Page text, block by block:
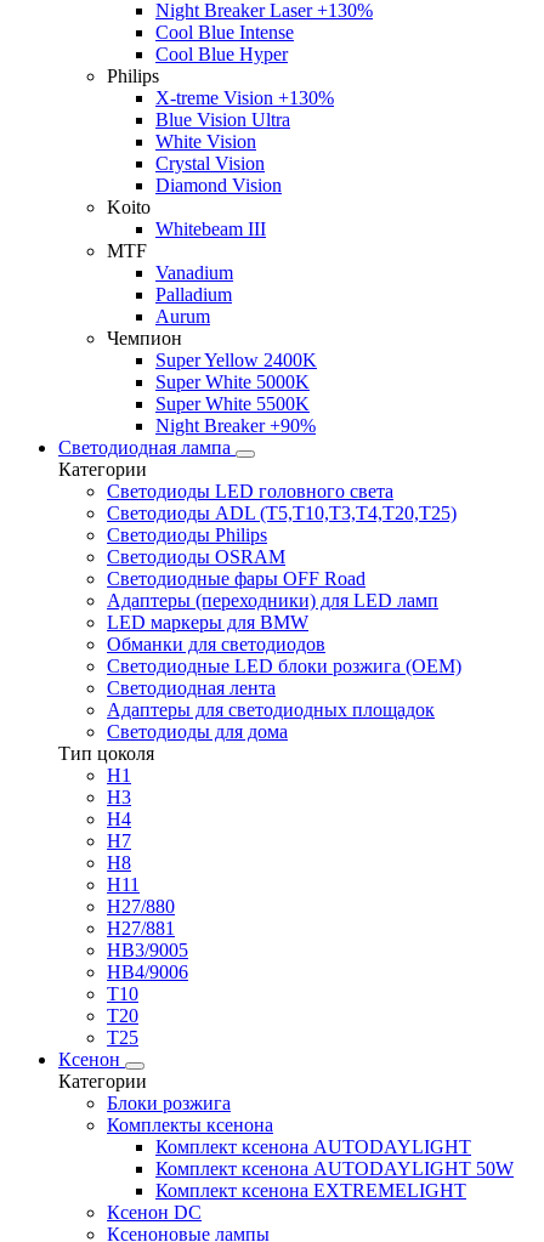
Night Breaker Laser +130%
Cool Blue Intense
Cool Blue Hyper
Philips
X-treme Vision +130%
Blue Vision Ultra
White Vision
Crystal Vision
Diamond Vision
Koito
Whitebeam III
MTF
Vanadium
Palladium
Aurum
Чемпион
Super Yellow 2400K
Super White 5000K
Super White 5500K
Night Breaker +90%
Светодиодная лампа
Категории
Светодиоды LED головного света
Светодиоды ADL (T5,T10,T3,T4,T20,T25)
Светодиоды Philips
Светодиоды OSRAM
Светодиодные фары OFF Road
Адаптеры (переходники) для LED ламп
LED маркеры для BMW
Обманки для светодиодов
Светодиодные LED блоки розжига (OEM)
Светодиодная лента
Адаптеры для светодиодных площадок
Светодиоды для дома
Тип цоколя
H1
H3
H4
H7
H8
H11
H27/880
H27/881
HB3/9005
HB4/9006
T10
T20
T25
Ксенон
Категории
Блоки розжига
Комплекты ксенона
Комплект ксенона AUTODAYLIGHT
Комплект ксенона AUTODAYLIGHT 50W
Комплект ксенона EXTREMELIGHT
Ксенон DC
Ксеноновые лампы